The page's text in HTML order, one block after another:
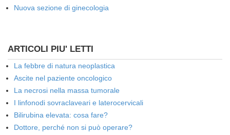
Nuova sezione di ginecologia
ARTICOLI PIU' LETTI
La febbre di natura neoplastica
Ascite nel paziente oncologico
La necrosi nella massa tumorale
I linfonodi sovraclaveari e laterocervicali
Bilirubina elevata: cosa fare?
Dottore, perché non si può operare?